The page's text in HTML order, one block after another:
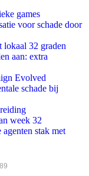
games
voor schade door
lokaal 32 graden
aan: extra
Evolved
schade bij
week 32
stak met